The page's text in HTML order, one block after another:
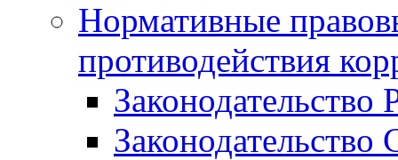
Нормативные
противодействия
Законодательство